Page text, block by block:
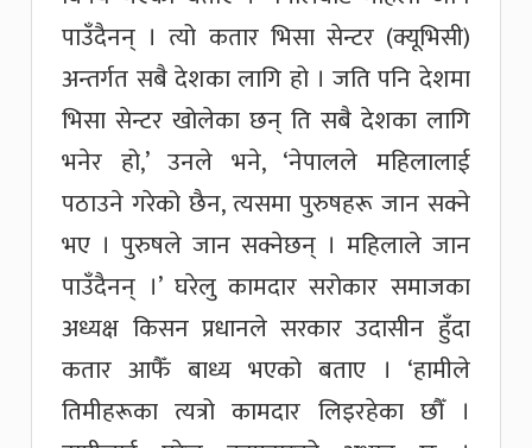
पाउँदैनन् । त्यो कतार भिसा सेन्टर (क्यूभिसी)
अन्तर्गत सबै देशका लागि हो । जति पनि देशमा
भिसा सेन्टर खोलेका छन् ति सबै देशका लागि
भनेर हो,’ उनले भने, ‘नेपालले महिलालाई
पठाउने गरेको छैन, त्यसमा पुरुषहरू जान सक्ने
भए । पुरुषले जान सक्नेछन् । महिलाले जान
पाउँदैनन् ।’ घरेलु कामदार सरोकार समाजका
अध्यक्ष किसन प्रधानले सरकार उदासीन हुँदा
कतार आफैँ बाध्य भएको बताए । ‘हामीले
तिमीहरूका त्यत्रो कामदार लिइरहेका छौँ ।